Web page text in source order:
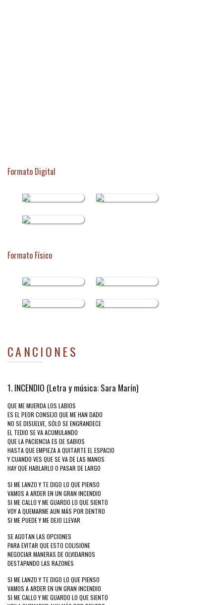
Formato Digital
Formato Físico
CANCIONES
1. INCENDIO (Letra y música: Sara Marín)
QUE ME MUERDA LOS LABIOS
ES EL PEOR CONSEJO QUE ME HAN DADO
NO SE DISUELVE, SÓLO SE ENGRANDECE
EL TEDIO SE VA ACUMULANDO
QUE LA PACIENCIA ES DE SABIOS
HASTA QUE EMPIEZA A QUITARTE EL ESPACIO
Y CUANDO VES QUE SE VA DE LAS MANOS
HAY QUE HABLARLO O PASAR DE LARGO
SI ME LANZO Y TE DIGO LO QUE PIENSO
VAMOS A ARDER EN UN GRAN INCENDIO
SI ME CALLO Y ME GUARDO LO QUE SIENTO
VOY A QUEMARME AUN MÁS POR DENTRO
SI ME PUEDE Y ME DEJO LLEVAR
SE AGOTAN LAS OPCIONES
PARA EVITAR QUE ESTO COLISIONE
NEGOCIAR MANERAS DE OLVIDARNOS
DESTAPANDO LAS RAZONES
SI ME LANZO Y TE DIGO LO QUE PIENSO
VAMOS A ARDER EN UN GRAN INCENDIO
SI ME CALLO Y ME GUARDO LO QUE SIENTO